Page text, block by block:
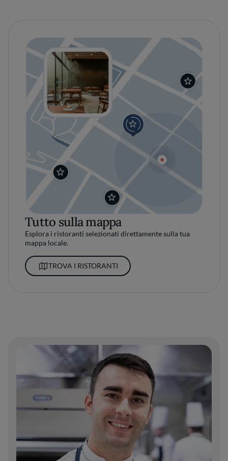
Tutto sulla mappa
Esplora i ristoranti selezionati direttamente sulla tua
mappa locale.
TROVA I RISTORANTI